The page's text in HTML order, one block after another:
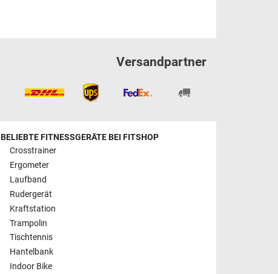
Versandpartner
BELIEBTE FITNESSGERÄTE BEI FITSHOP
Crosstrainer
Ergometer
Laufband
Rudergerät
Kraftstation
Trampolin
Tischtennis
Hantelbank
Indoor Bike